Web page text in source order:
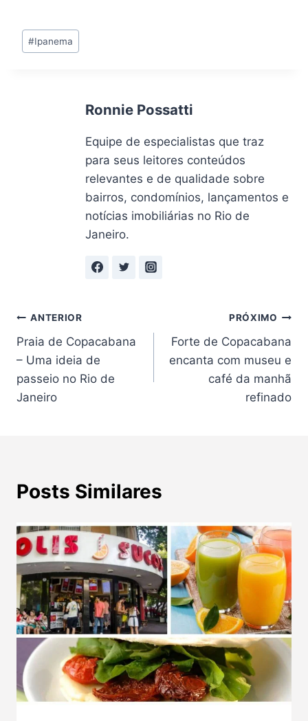
Tags
do
#Ipanema
Ronnie Possatti
Equipe de especialistas que traz
para seus leitores conteúdos
relevantes e de qualidade sobre
bairros, condomínios, lançamentos e
notícias imobiliárias no Rio de
Janeiro.
Navegação
de
Post
ANTERIOR
Praia de Copacabana
– Uma ideia de
passeio no Rio de
Janeiro
PRÓXIMO
Forte de Copacabana
encanta com museu e
café da manhã
refinado
Posts Similares